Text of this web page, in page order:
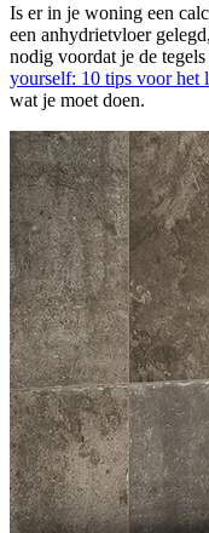
Is er in je woning een
een anhydrietvloer
nodig voordat je de
yourself: 10 tips voor het
wat je moet doen.